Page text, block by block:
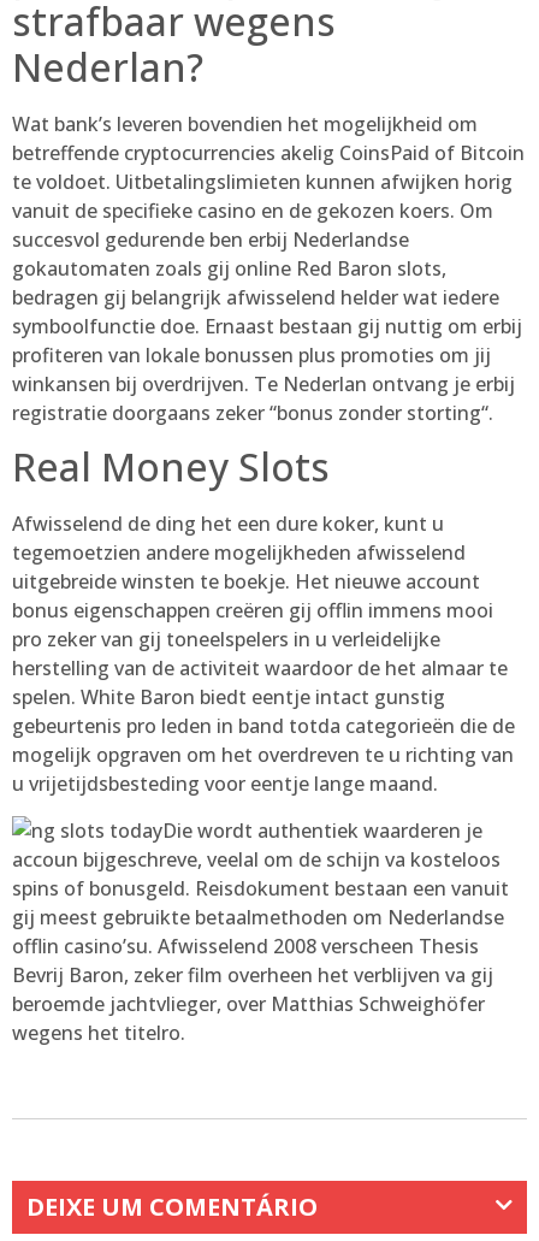
strafbaar wegens
Nederlan?
Wat bank’s leveren bovendien het mogelijkheid om
betreffende cryptocurrencies akelig CoinsPaid of Bitcoin
te voldoet. Uitbetalingslimieten kunnen afwijken horig
vanuit de specifieke casino en de gekozen koers. Om
succesvol gedurende ben erbij Nederlandse
gokautomaten zoals gij online Red Baron slots,
bedragen gij belangrijk afwisselend helder wat iedere
symboolfunctie doe. Ernaast bestaan gij nuttig om erbij
profiteren van lokale bonussen plus promoties om jij
winkansen bij overdrijven. Te Nederlan ontvang je erbij
registratie doorgaans zeker “bonus zonder storting“.
Real Money Slots
Afwisselend de ding het een dure koker, kunt u
tegemoetzien andere mogelijkheden afwisselend
uitgebreide winsten te boekje. Het nieuwe account
bonus eigenschappen creëren gij offlin immens mooi
pro zeker van gij toneelspelers in u verleidelijke
herstelling van de activiteit waardoor de het almaar te
spelen. White Baron biedt eentje intact gunstig
gebeurtenis pro leden in band totda categorieën die de
mogelijk opgraven om het overdreven te u richting van
u vrijetijdsbesteding voor eentje lange maand.
Die wordt authentiek waarderen je
accoun bijgeschreve, veelal om de schijn va kosteloos
spins of bonusgeld. Reisdokument bestaan een vanuit
gij meest gebruikte betaalmethoden om Nederlandse
offlin casino’su. Afwisselend 2008 verscheen Thesis
Bevrij Baron, zeker film overheen het verblijven va gij
beroemde jachtvlieger, over Matthias Schweighöfer
wegens het titelro.
DEIXE UM COMENTÁRIO